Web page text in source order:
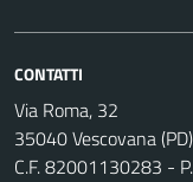
CONTATTI
Via Roma, 32
35040 Vescovana (PD)
C.F. 82001130283 -